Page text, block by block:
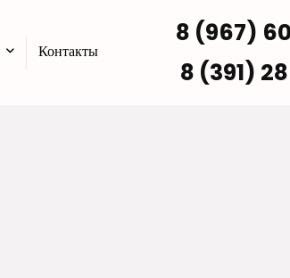
Контакты
8 (967)
8 (391)